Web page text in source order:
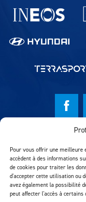
Pour vous offrir une
accèdent à des informations
de cookies pour traiter les
d'accepter cette utilisation ou
avez également la possibilité
peut affecter l'accès à
Partenaires du lausanne-
©